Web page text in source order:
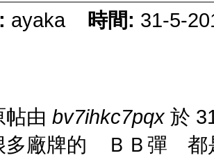
ayaka 時間: 31-5-
帖由 bv7ihkc7pqx 於
多廠牌的 ＢＢ彈